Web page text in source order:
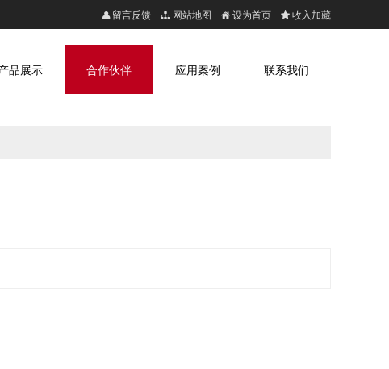
留言反馈 网站地图 设为首页 收入加藏
联系我们
应用案例
合作伙伴
品展示